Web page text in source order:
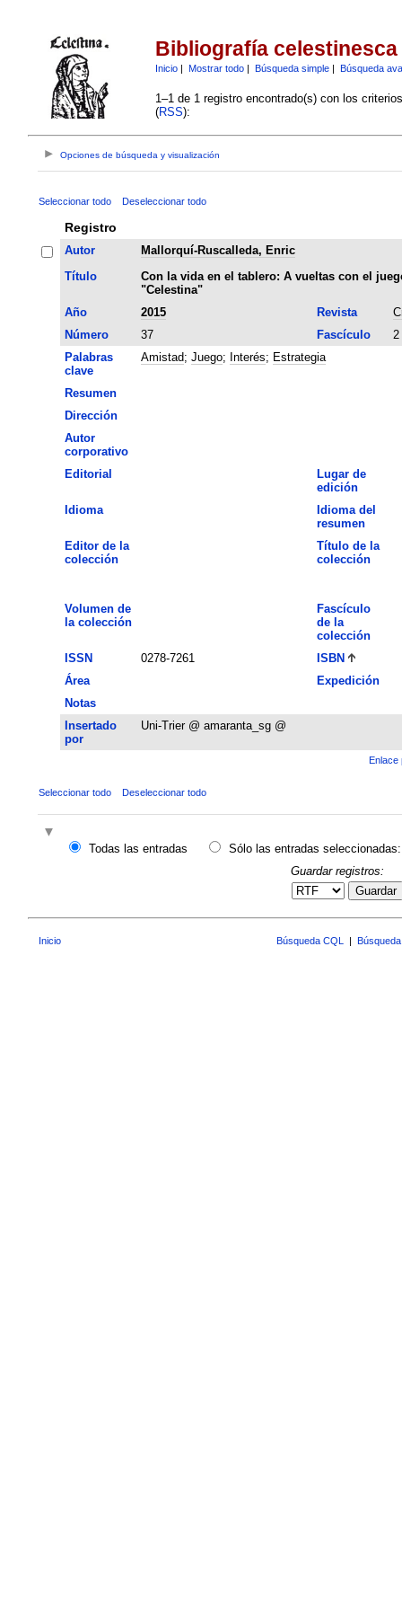
Bibliografía celestinesca
Inicio| Mostrar todo| Búsqueda simple| Búsqueda
1–1 de 1 registro encontrado(s) con los
(RSS):
Opciones de búsqueda y visualización
Seleccionar todo Deseleccionar todo
Registro
Autor
Mallorquí-Ruscalleda, Enric
Título
Con la vida en el tablero: A vueltas con el
"Celestina"
Año
2015 Revista
Número
37 Fascículo
2
Palabras
clave
Amistad; Juego; Interés; Estrategia
Resumen
Dirección
Autor
corporativo
Editorial
Lugar de
edición
Idioma
Idioma del
resumen
Editor de la
colección
Título de la
colección
Volumen de
la colección
Fascículo
de la
colección
ISSN
0278-7261
ISBN
Área
Expedición
Notas
Insertado
por
Uni-Trier @ amaranta_sg @
Enlace
Seleccionar todo Deseleccionar todo
Todas las entradas
Sólo las entradas seleccionadas:
Guardar registros:
Guardar
Inicio Búsqueda CQL